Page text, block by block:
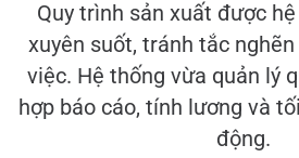
Quy trình sản xuất được
xuyên suốt, tránh tắc
việc. Hệ thống vừa quản lý
hợp báo cáo, tính lương và
động.